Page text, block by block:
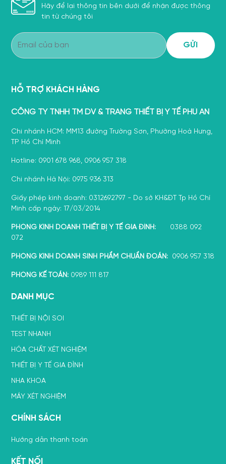
Hãy để lại thông tin bên dưới để nhận được thông
tin từ chúng tôi
HỖ TRỢ KHÁCH HÀNG
CÔNG TY TNHH TM DV & TRANG THIẾT BỊ Y TẾ PHÚ AN
Chi nhánh HCM: MM13 đường Trường Sơn, Phường Hoà Hưng,
TP Hồ Chí Minh
Hotline: 0901 678 968, 0906 957 318
Chi nhánh Hà Nội: 0975 936 313
Giấy phép kinh doanh: 0312692797 - Do sở KH&ĐT Tp Hồ Chí
Minh cấp ngày: 17/03/2014
PHÒNG KINH DOANH THIẾT BỊ Y TẾ GIA ĐÌNH: 0388 092
072
PHÒNG KINH DOANH SINH PHẨM CHUẨN ĐOÁN: 0906 957 318
PHÒNG KẾ TOÁN: 0989 111 817
DANH MỤC
THIẾT BỊ NỘI SOI
TEST NHANH
HÓA CHẤT XÉT NGHIỆM
THIẾT BỊ Y TẾ GIA ĐÌNH
NHA KHOA
MÁY XÉT NGHIỆM
CHÍNH SÁCH
Hướng dẫn thanh toán
KẾT NỐI